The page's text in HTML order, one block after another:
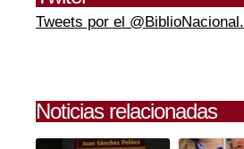
Tweets por el @BiblioNacional.
Noticias relacionadas